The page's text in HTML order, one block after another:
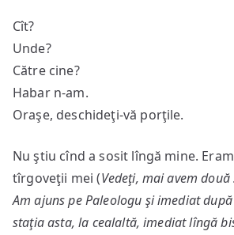
Cît?
Unde?
Către cine?
Habar n-am.
Oraşe, deschideţi-vă porţile.
Nu ştiu cînd a sosit lîngă mine.
tîrgoveţii mei (Vedeţi, mai avem
Am ajuns pe Paleologu şi imediat
staţia asta, la cealaltă, imediat lîngă